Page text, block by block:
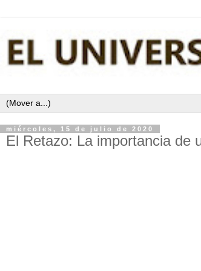
miércoles, 15 de julio de 2020
El Retazo: La importancia de